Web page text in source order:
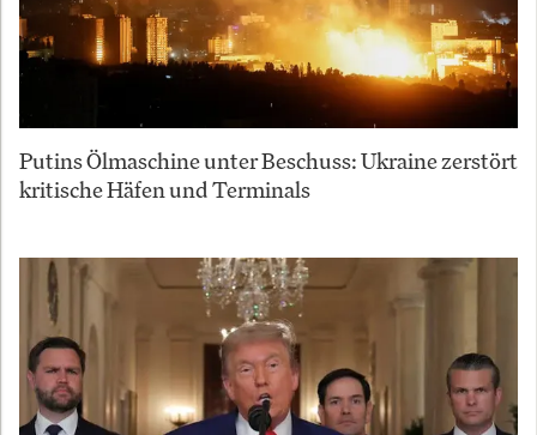
Putins Ölmaschine unter Beschuss: Ukraine zerstört
kritische Häfen und Terminals